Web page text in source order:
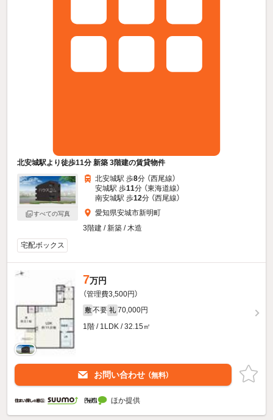
北安城駅より徒歩11分 新築 3階建の賃貸物件
すべての写真
北安城駅 歩8分 （西尾線）
安城駅 歩11分 （東海道線）
南安城駅 歩12分 （西尾線）
愛知県安城市新明町
3階建 / 新築 / 木造
宅配ボックス
7万円
（管理費3,500円）
敷 不要 礼 70,000円
1階 / 1LDK / 32.15㎡
お問い合わせ （無料）
ほか提供